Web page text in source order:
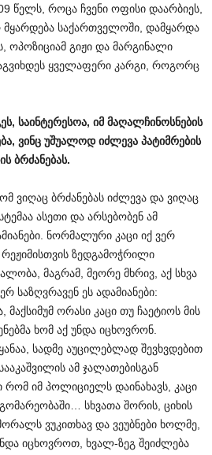
წელს, როცა ჩვენი ოფისი დაარბიეს,
მყარდება საქართველოში, დამყარდა
ოპოზიციამ გიჟი და მარგინალი
აგვიხდეს ყველაფერი კარგი, როგორც
, საინტერესოა, იმ მაღალჩინოსნების
, ვინც უშუალოდ იძლევა პატიმრების
ბრძანებას.
ვიღაც ბრძანებას იძლევა და ვიღაც
ასეთი და არსებობენ ამ
ნორმალური კაცი იქ ვერ
რეჟიმისთვის ზედგამოჭრილი
მაგრამ, მეორე მხრივ, აქ სხვა
საზღვრავენ ეს ადამიანები:
მაქსიმუმ ორასი კაცი თუ ჩაეტიოს მის
ხომ აქ უნდა იცხოვრონ.
სადმე აუცილებლად შევხვდებით
ამ ჯალათებისგან
რომ იმ პოლიციელს დაინახავს, კაცი
სხვათა შორის, ციხის
ვუკითხავ და ვეუბნები ხოლმე,
იცხოვროთ, ხვალ-ზეგ შეიძლება